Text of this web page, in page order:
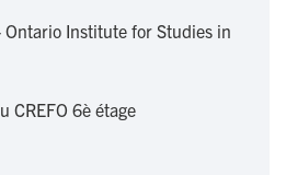
Ontario Institute for Studies in
CREFO 6è étage